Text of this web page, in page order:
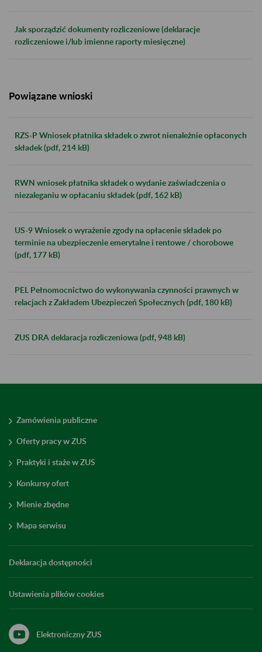
Jak sporządzić dokumenty rozliczeniowe (deklaracje
rozliczeniowe i/lub imienne raporty miesięczne)
Powiązane wnioski
RZS-P Wniosek płatnika składek o zwrot nienależnie opłaconych
składek (pdf, 214 kB)
RWN wniosek płatnika składek o wydanie zaświadczenia o
niezaleganiu w opłacaniu składek (pdf, 162 kB)
US-9 Wniosek o wyrażenie zgody na opłacenie składek po
terminie na ubezpieczenie emerytalne i rentowe / chorobowe
(pdf, 177 kB)
PEL Pełnomocnictwo do wykonywania czynności prawnych w
relacjach z Zakładem Ubezpieczeń Społecznych (pdf, 180 kB)
ZUS DRA deklaracja rozliczeniowa (pdf, 948 kB)
Zamówienia publiczne
Oferty pracy w ZUS
Praktyki i staże w ZUS
Konkursy ofert
Mienie zbędne
Mapa serwisu
Deklaracja dostępności
Ustawienia plików cookies
Elektroniczny ZUS